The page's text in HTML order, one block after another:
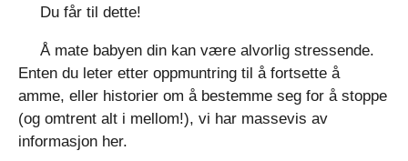
Du får til dette!
Å mate babyen din kan være alvorlig stressende.
Enten du leter etter oppmuntring til å fortsette å
amme, eller historier om å bestemme seg for å stoppe
(og omtrent alt i mellom!), vi har massevis av
informasjon her.